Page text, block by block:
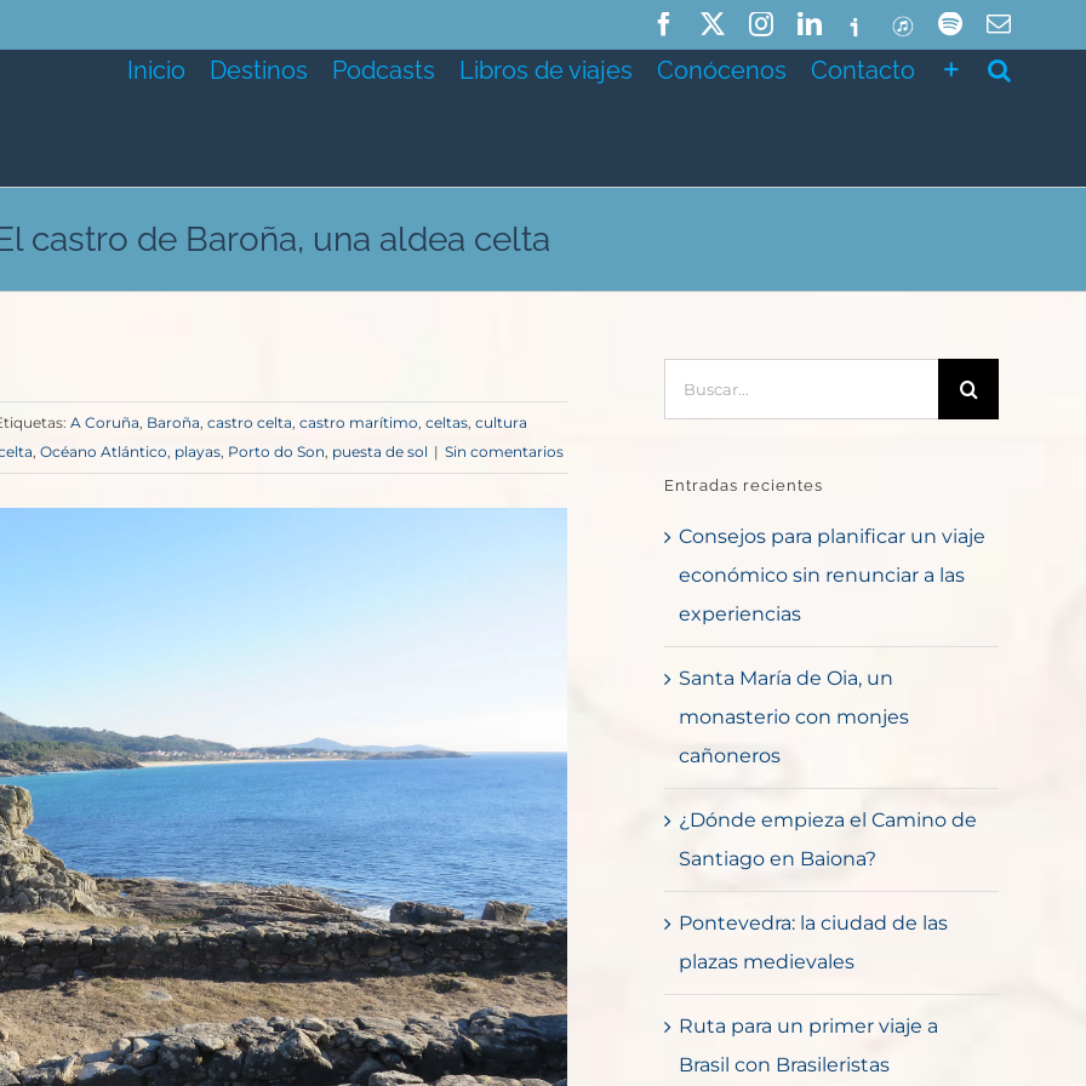
FacebookInstagramLinkedIn
IvooxITunesSpotifyCorreo
Inicio Destinos Podcasts Libros de viajes Conócenos Contacto
castro de Baroña, una aldea celta
A Coruña, Baroña, castro celta, castro marítimo, celtas, cultura
, Océano Atlántico, playas, Porto do Son, puesta de sol | Sin comentarios
Entradas recientes
Consejos para planificar un viaje
económico sin renunciar a las
experiencias
Santa María de Oia, un
monasterio con monjes
cañoneros
¿Dónde empieza el Camino de
Santiago en Baiona?
Pontevedra: la ciudad de las
plazas medievales
Ruta para un primer viaje a
Brasil con Brasileristas